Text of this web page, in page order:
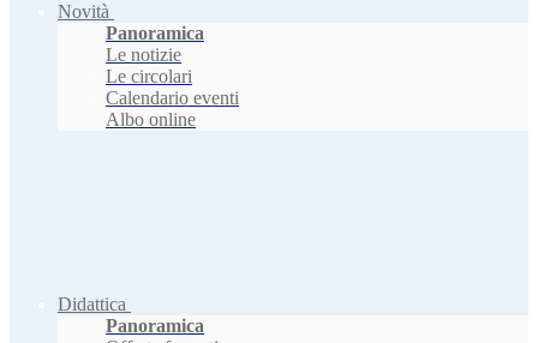
Novità
Panoramica
Le notizie
Le circolari
Calendario eventi
Albo online
Didattica
Panoramica